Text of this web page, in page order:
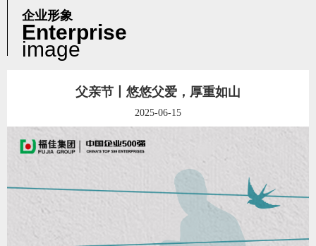
企业形象
Enterprise
image
父亲节丨悠悠父爱，厚重如山
2025-06-15